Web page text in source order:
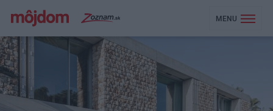
MENU